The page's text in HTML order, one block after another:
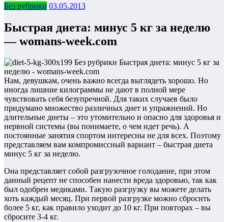
Без рубрики 03.05.2013
Быстрая диета: минус 5 кг за неделю
— womans-week.com
Нам, девушкам, очень важно всегда выглядеть хорошо. Но
иногда лишние килограммы не дают в полной мере
чувствовать себя безупречной. Для таких случаев было
придумано множество различных диет и упражнений. Но
длительные диеты – это утомительно и опасно для здоровья и
нервной системы (вы понимаете, о чем идет речь). А
постоянные занятия спортом интересны не для всех. Поэтому
представляем вам компромиссный вариант – быстрая диета
минус 5 кг за неделю.
Она представляет собой разгрузочное голодание, при этом
данный рецепт не способен нанести вреда здоровью, так как
был одобрен медиками. Такую разгрузку вы можете делать
хоть каждый месяц. При первой разгрузке можно сбросить
более 5 кг, как правило уходит до 10 кг. При повторах – вы
сбросите 3-4 кг.